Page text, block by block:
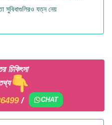
সুবিধাগুলিরও যত্ন নেয়
চিকিৎসা
/ CHAT